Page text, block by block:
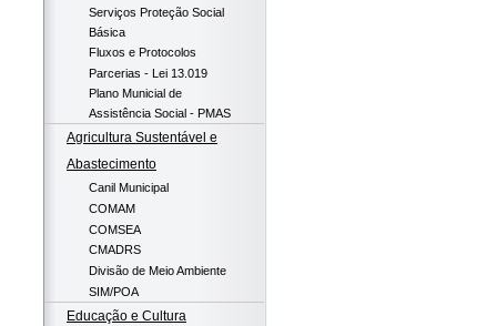
Serviços Proteção Social
Básica
Fluxos e Protocolos
Parcerias - Lei 13.019
Plano Municial de
Assistência Social - PMAS
Agricultura Sustentável e
Abastecimento
Canil Municipal
COMAM
COMSEA
CMADRS
Divisão de Meio Ambiente
SIM/POA
Educação e Cultura